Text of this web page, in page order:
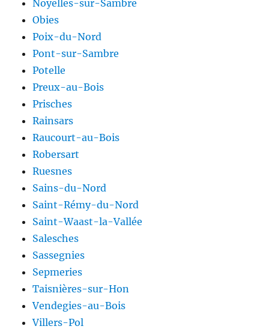
Noyelles-sur-Sambre
Obies
Poix-du-Nord
Pont-sur-Sambre
Potelle
Preux-au-Bois
Prisches
Rainsars
Raucourt-au-Bois
Robersart
Ruesnes
Sains-du-Nord
Saint-Rémy-du-Nord
Saint-Waast-la-Vallée
Salesches
Sassegnies
Sepmeries
Taisnières-sur-Hon
Vendegies-au-Bois
Villers-Pol